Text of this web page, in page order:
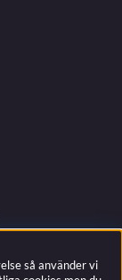
så använder vi